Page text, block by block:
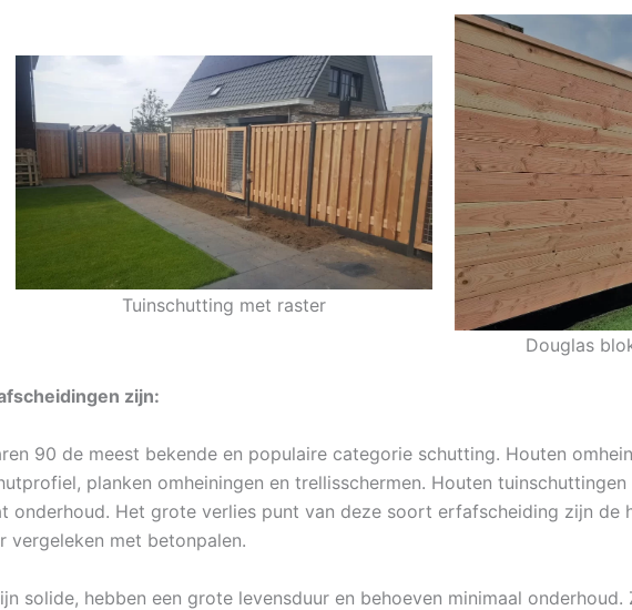
Tuinschutting met raster
Douglas
zijn:
90 de meest bekende en populaire categorie schutting. Houten
planken omheiningen en trellisschermen. Houten
onderhoud. Het grote verlies punt van deze soort erfafscheiding zijn de
vergeleken met betonpalen.
solide, hebben een grote levensduur en behoeven minimaal onderhoud.